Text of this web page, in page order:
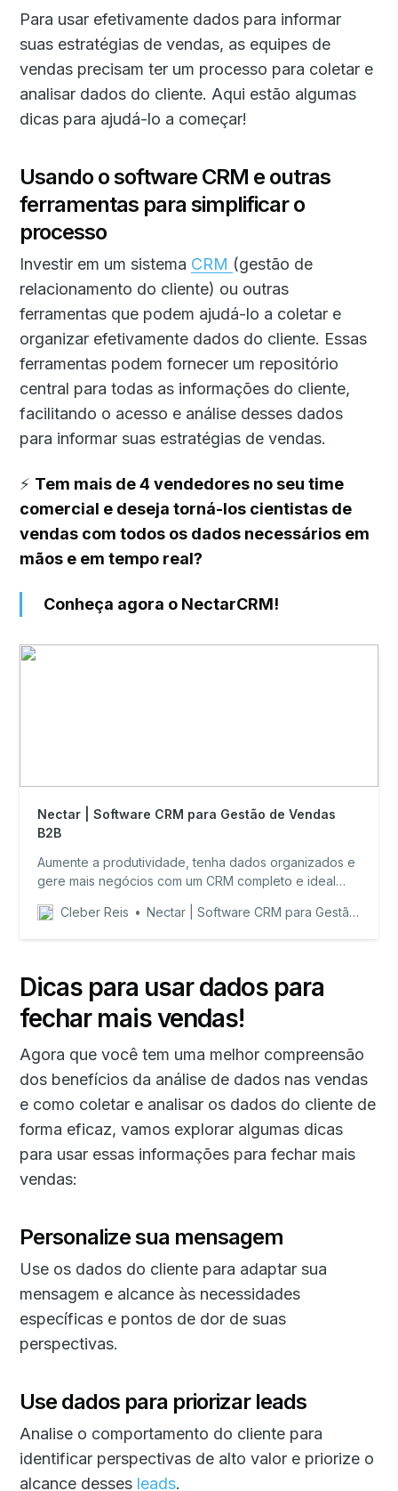
Para usar efetivamente dados para informar
suas estratégias de vendas, as equipes de
vendas precisam ter um processo para coletar e
analisar dados do cliente. Aqui estão algumas
dicas para ajudá-lo a começar!
Usando o software CRM e outras
ferramentas para simplificar o
processo
Investir em um sistema CRM (gestão de
relacionamento do cliente) ou outras
ferramentas que podem ajudá-lo a coletar e
organizar efetivamente dados do cliente. Essas
ferramentas podem fornecer um repositório
central para todas as informações do cliente,
facilitando o acesso e análise desses dados
para informar suas estratégias de vendas.
⚡ Tem mais de 4 vendedores no seu time
comercial e deseja torná-los cientistas de
vendas com todos os dados necessários em
mãos e em tempo real?
Conheça agora o NectarCRM!
Nectar | Software CRM para Gestão de Vendas
B2B
Aumente a produtividade, tenha dados organizados e
gere mais negócios com um CRM completo e ideal
Cleber Reis
Nectar | Software CRM para Gestão de Vendas B2B
Dicas para usar dados para
fechar mais vendas!
Agora que você tem uma melhor compreensão
dos benefícios da análise de dados nas vendas
e como coletar e analisar os dados do cliente de
forma eficaz, vamos explorar algumas dicas
para usar essas informações para fechar mais
vendas:
Personalize sua mensagem
Use os dados do cliente para adaptar sua
mensagem e alcance às necessidades
específicas e pontos de dor de suas
perspectivas.
Use dados para priorizar leads
Analise o comportamento do cliente para
identificar perspectivas de alto valor e priorize o
alcance desses leads.